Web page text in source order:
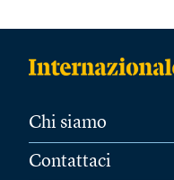
Chi siamo
Contattaci